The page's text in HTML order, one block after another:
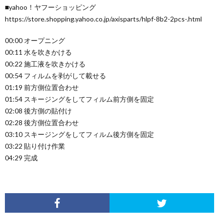
■yahoo！ヤフーショッピング
https://store.shopping.yahoo.co.jp/axisparts/hlpf-8b2-2pcs-.html
00:00 オープニング
00:11 水を吹きかける
00:22 施工液を吹きかける
00:54 フィルムを剥がして載せる
01:19 前方側位置合わせ
01:54 スキージングをしてフィルム前方側を固定
02:08 後方側の貼付け
02:28 後方側位置合わせ
03:10 スキージングをしてフィルム後方側を固定
03:22 貼り付け作業
04:29 完成